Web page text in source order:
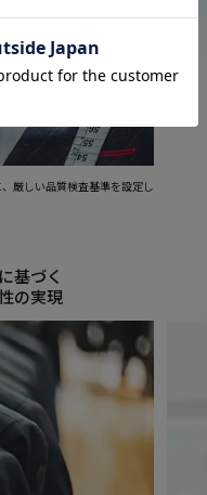
厳しい品質検査基準を設定し
基づく
の実現